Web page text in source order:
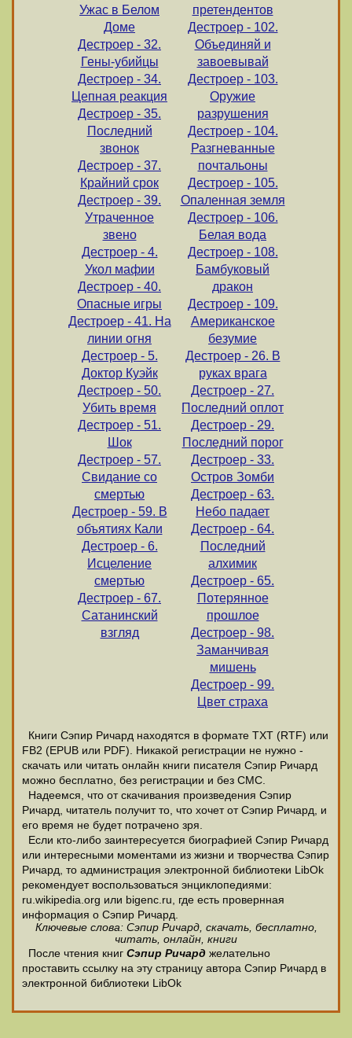
Ужас в Белом
Доме
Дестроер - 32.
Гены-убийцы
Дестроер - 34.
Цепная реакция
Дестроер - 35.
Последний
звонок
Дестроер - 37.
Крайний срок
Дестроер - 39.
Утраченное
звено
Дестроер - 4.
Укол мафии
Дестроер - 40.
Опасные игры
Дестроер - 41. На
линии огня
Дестроер - 5.
Доктор Куэйк
Дестроер - 50.
Убить время
Дестроер - 51.
Шок
Дестроер - 57.
Свидание со
смертью
Дестроер - 59. В
объятиях Кали
Дестроер - 6.
Исцеление
смертью
Дестроер - 67.
Сатанинский
взгляд
претендентов
Дестроер - 102.
Объединяй и
завоевывай
Дестроер - 103.
Оружие
разрушения
Дестроер - 104.
Разгневанные
почтальоны
Дестроер - 105.
Опаленная земля
Дестроер - 106.
Белая вода
Дестроер - 108.
Бамбуковый
дракон
Дестроер - 109.
Американское
безумие
Дестроер - 26. В
руках врага
Дестроер - 27.
Последний оплот
Дестроер - 29.
Последний порог
Дестроер - 33.
Остров Зомби
Дестроер - 63.
Небо падает
Дестроер - 64.
Последний
алхимик
Дестроер - 65.
Потерянное
прошлое
Дестроер - 98.
Заманчивая
мишень
Дестроер - 99.
Цвет страха
Книги Сэпир Ричард находятся в формате ТХТ (RTF) или
FB2 (EPUB или PDF). Никакой регистрации не нужно -
скачать или читать онлайн книги писателя Сэпир Ричард
можно бесплатно, без регистрации и без СМС.
Надеемся, что от скачивания произведения Сэпир
Ричард, читатель получит то, что хочет от Сэпир Ричард, и
его время не будет потрачено зря.
Если кто-либо заинтересуется биографией Сэпир Ричард
или интересными моментами из жизни и творчества Сэпир
Ричард, то администрация электронной библиотеки LibOk
рекомендует воспользоваться энциклопедиями:
ru.wikipedia.org или bigenc.ru, где есть провернная
информация о Сэпир Ричард.
Ключевые слова: Сэпир Ричард, скачать, бесплатно,
читать, онлайн, книги
После чтения книг Сэпир Ричард желательно
проставить ссылку на эту страницу автора Сэпир Ричард в
электронной библиотеки LibOk